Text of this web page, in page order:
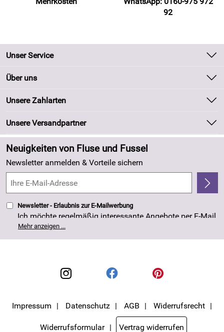
92
Unser Service
Kontakt
Kundeninformationen
Newsletter
Zahlung und Versand
Kundenlogin
Über uns
Unsere Bestseller
Neu
Angebote
Made in Germany
4,8/5
Unsere Zahlarten
Unsere Versandpartner
Neuigkeiten von Fluse und Fussel
Newsletter anmelden & Vorteile sichern
Newsletter - Erlaubnis zur E-Mailwerbung
Ich möchte regelmäßig interessante Angebote per E-Mail
erhalten. Meine E-Mail-Adresse wird nicht an andere
Unternehmen weitergegeben. Die Einwilligung zur
Nutzung meiner E-Mail- Adresse für Werbezwecke kann
Mehr anzeigen ...
Impressum Datenschutz AGB Widerrufsrecht
Widerrufsformular Vertrag widerrufen